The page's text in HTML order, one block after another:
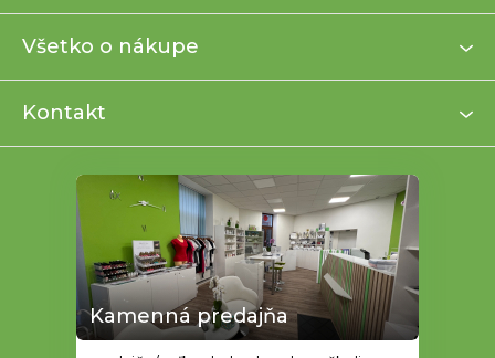
p
t
Všetko o nákupe
Kontakt
Kamenná predajňa